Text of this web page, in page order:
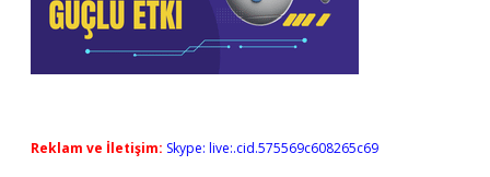
Reklam ve İletişim: Skype: live:.cid.575569c608265c69